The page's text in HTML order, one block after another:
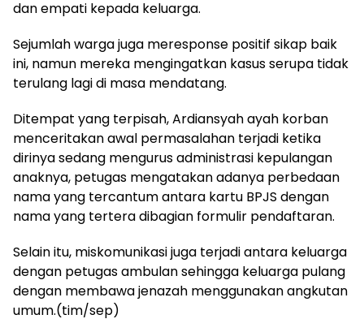
dan empati kepada keluarga.
Sejumlah warga juga meresponse positif sikap baik
ini, namun mereka mengingatkan kasus serupa tidak
terulang lagi di masa mendatang.
Ditempat yang terpisah, Ardiansyah ayah korban
menceritakan awal permasalahan terjadi ketika
dirinya sedang mengurus administrasi kepulangan
anaknya, petugas mengatakan adanya perbedaan
nama yang tercantum antara kartu BPJS dengan
nama yang tertera dibagian formulir pendaftaran.
Selain itu, miskomunikasi juga terjadi antara keluarga
dengan petugas ambulan sehingga keluarga pulang
dengan membawa jenazah menggunakan angkutan
umum.(tim/sep)